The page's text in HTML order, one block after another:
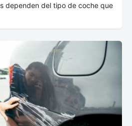
dependen del tipo de coche que